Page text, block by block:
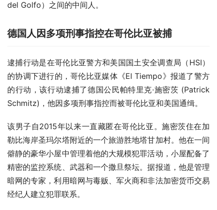
del Golfo）之间的中间人。
德国人因多项刑事指控在哥伦比亚被捕
逮捕行动是在哥伦比亚警方和美国国土安全调查局（HSI）
的协调下进行的，哥伦比亚媒体《El Tiempo》报道了警方
的行动，该行动逮捕了德国公民帕特里克·施密茨 (Patrick
Schmitz)，他因多项刑事指控而被哥伦比亚和美国通缉。
该男子自2015年以来一直藏匿在哥伦比亚。施密茨住在加
勒比海岸圣玛尔塔附近的一个旅游胜地塔甘加村。他在一间
僻静的豪华小屋中管理着他的大规模犯罪活动，小屋配备了
精密的监控系统、武器和一个撒旦祭坛。据报道，他是管理
暗网的专家，利用暗网与毒贩、军火商和非法加密货币交易
经纪人建立犯罪联系。